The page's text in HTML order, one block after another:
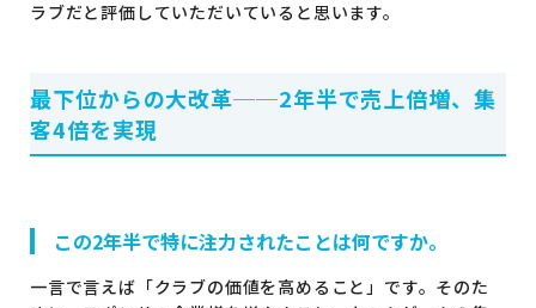
ラブだと評価していただいていると思います。
最下位からの大改革──2年半で売上倍増、集
客4倍を実現
この2年半で特に注力されたことは何ですか。
一言で言えば「クラブの価値を高めること」です。そのた